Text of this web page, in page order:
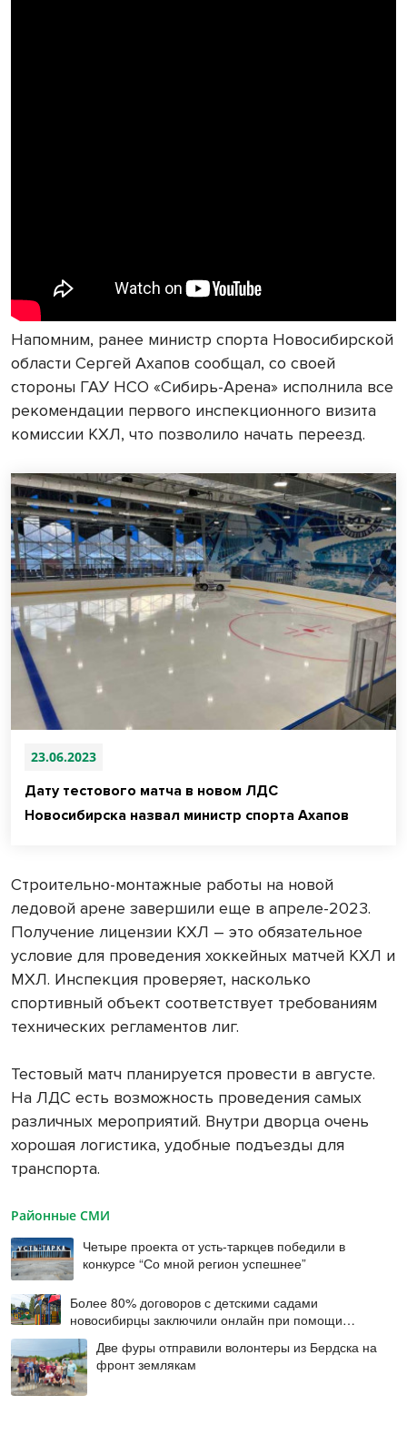
Напомним, ранее министр спорта Новосибирской
области Сергей Ахапов сообщал, со своей
стороны ГАУ НСО «Сибирь-Арена» исполнила все
рекомендации первого инспекционного визита
комиссии КХЛ, что позволило начать переезд.
23.06.2023
Дату тестового матча в новом ЛДС
Новосибирска назвал министр спорта Ахапов
Строительно-монтажные работы на новой
ледовой арене завершили еще в апреле-2023.
Получение лицензии КХЛ – это обязательное
условие для проведения хоккейных матчей КХЛ и
МХЛ. Инспекция проверяет, насколько
спортивный объект соответствует требованиям
технических регламентов лиг.
Тестовый матч планируется провести в августе.
На ЛДС есть возможность проведения самых
различных мероприятий. Внутри дворца очень
хорошая логистика, удобные подъезды для
транспорта.
Районные СМИ
Четыре проекта от усть-таркцев победили в
конкурсе “Со мной регион успешнее”
Более 80% договоров с детскими садами
новосибирцы заключили онлайн при помощи
цифровой подписи
Две фуры отправили волонтеры из Бердска на
фронт землякам